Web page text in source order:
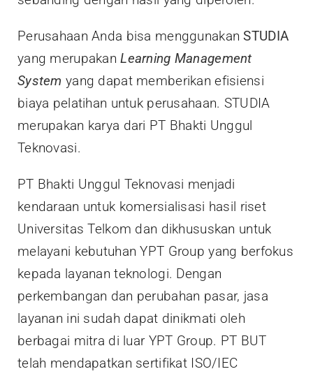
Perusahaan Anda bisa menggunakanSTUDIA
yang merupakanLearning Management
System yang dapat memberikan efisiensi
biaya pelatihan untuk perusahaan. STUDIA
merupakan karya dari PT Bhakti Unggul
Teknovasi.
PT Bhakti Unggul Teknovasi menjadi
kendaraan untuk komersialisasi hasil riset
Universitas Telkom dan dikhususkan untuk
melayani kebutuhan YPT Group yang berfokus
kepada layanan teknologi. Dengan
perkembangan dan perubahan pasar, jasa
layanan ini sudah dapat dinikmati oleh
berbagai mitra di luar YPT Group. PT BUT
telah mendapatkan sertifikat ISO/IEC